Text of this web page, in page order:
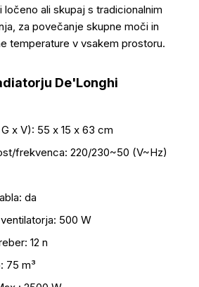
ali skupaj s tradicionalnim
za povečanje skupne moči in
temperature v vsakem prostoru.
De'Longhi
x V): 55 x 15 x 63 cm
frekvenca: 220/230~50 (V~Hz)
da
500 W
12 n
75 m³